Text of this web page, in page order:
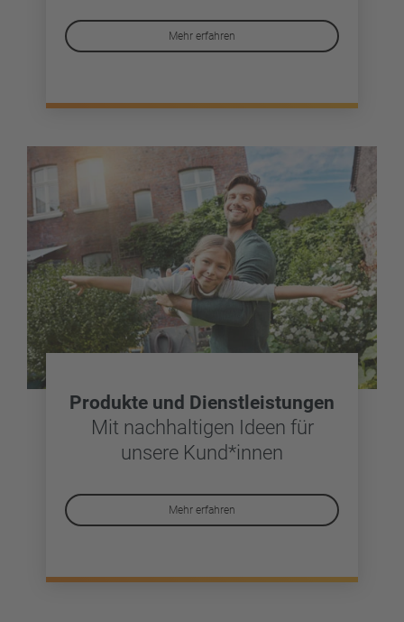
Mehr erfahren
Produkte und Dienstleistungen
Mit nachhaltigen Ideen für
unsere Kund*innen
Mehr erfahren